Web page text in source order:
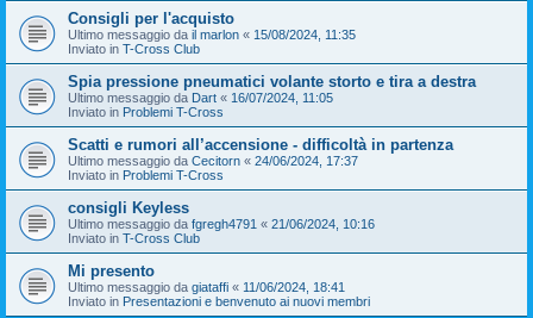
Consigli per l'acquisto
Ultimo messaggio da il marlon « 15/08/2024, 11:35
Inviato in T-Cross Club
Spia pressione pneumatici volante storto e tira a destra
Ultimo messaggio da Dart « 16/07/2024, 11:05
Inviato in Problemi T-Cross
Scatti e rumori all’accensione - difficoltà in partenza
Ultimo messaggio da Cecitorn « 24/06/2024, 17:37
Inviato in Problemi T-Cross
consigli Keyless
Ultimo messaggio da fgregh4791 « 21/06/2024, 10:16
Inviato in T-Cross Club
Mi presento
Ultimo messaggio da giataffi « 11/06/2024, 18:41
Inviato in Presentazioni e benvenuto ai nuovi membri